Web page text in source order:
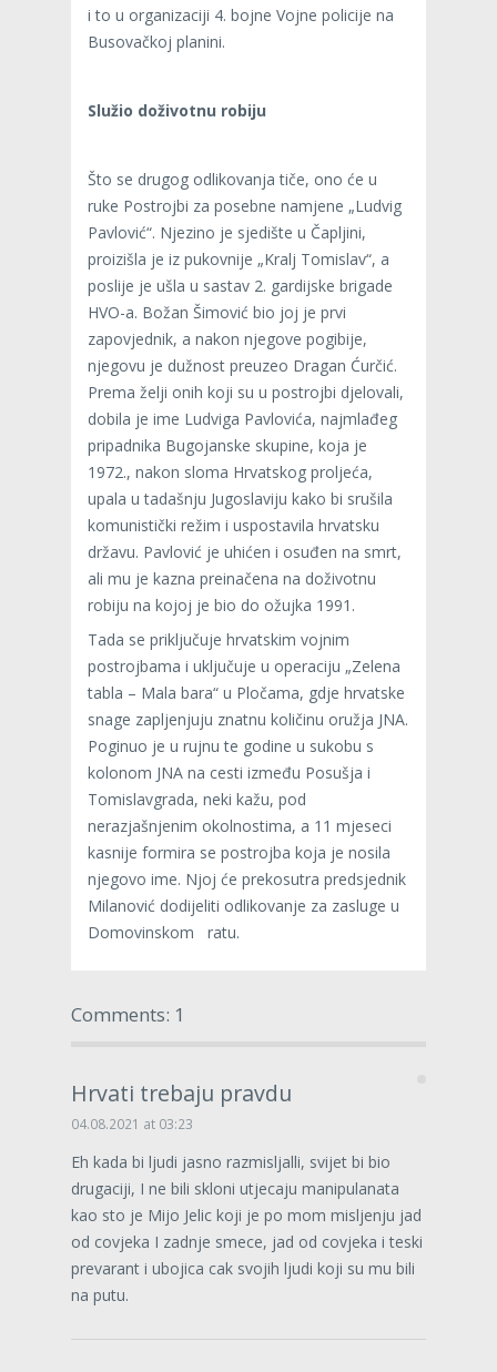
i to u organizaciji 4. bojne Vojne policije na
Busovačkoj planini.
Služio doživotnu robiju
Što se drugog odlikovanja tiče, ono će u
ruke Postrojbi za posebne namjene „Ludvig
Pavlović“. Njezino je sjedište u Čapljini,
proizišla je iz pukovnije „Kralj Tomislav“, a
poslije je ušla u sastav 2. gardijske brigade
HVO-a. Božan Šimović bio joj je prvi
zapovjednik, a nakon njegove pogibije,
njegovu je dužnost preuzeo Dragan Ćurčić.
Prema želji onih koji su u postrojbi djelovali,
dobila je ime Ludviga Pavlovića, najmlađeg
pripadnika Bugojanske skupine, koja je
1972., nakon sloma Hrvatskog proljeća,
upala u tadašnju Jugoslaviju kako bi srušila
komunistički režim i uspostavila hrvatsku
državu. Pavlović je uhićen i osuđen na smrt,
ali mu je kazna preinačena na doživotnu
robiju na kojoj je bio do ožujka 1991.
Tada se priključuje hrvatskim vojnim
postrojbama i uključuje u operaciju „Zelena
tabla – Mala bara“ u Pločama, gdje hrvatske
snage zapljenjuju znatnu količinu oružja JNA.
Poginuo je u rujnu te godine u sukobu s
kolonom JNA na cesti između Posušja i
Tomislavgrada, neki kažu, pod
nerazjašnjenim okolnostima, a 11 mjeseci
kasnije formira se postrojba koja je nosila
njegovo ime. Njoj će prekosutra predsjednik
Milanović dodijeliti odlikovanje za zasluge u
Domovinskom ratu.
Comments: 1
Hrvati trebaju pravdu
04.08.2021 at 03:23
Eh kada bi ljudi jasno razmisljalli, svijet bi bio
drugaciji, I ne bili skloni utjecaju manipulanata
kao sto je Mijo Jelic koji je po mom misljenju jad
od covjeka I zadnje smece, jad od covjeka i teski
prevarant i ubojica cak svojih ljudi koji su mu bili
na putu.